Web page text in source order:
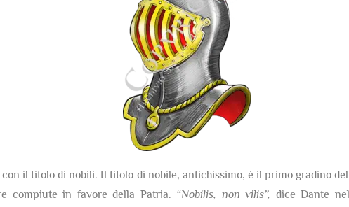
il titolo di nobili. Il titolo di nobile, antichissimo, è il primo gradino
compiute in favore della Patria. “Nobilis, non vilis”, dice Dante